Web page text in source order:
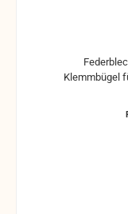
Klemmbügel